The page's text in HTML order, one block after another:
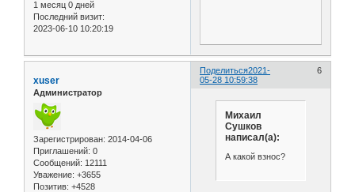
1 месяц 0 дней
Последний визит:
2023-06-10 10:20:19
Поделиться 6
2021-
05-28 10:59:38
xuser
Администратор
Зарегистрирован: 2014-04-06
Приглашений: 0
Сообщений: 12111
Уважение: +3655
Позитив: +4528
Михаил
Сушков
написал(а):
А какой взнос?